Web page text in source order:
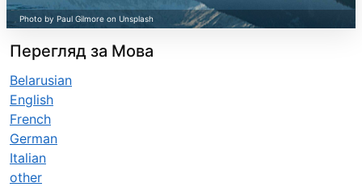
Перегляд за Мова
Belarusian
English
French
German
Italian
other